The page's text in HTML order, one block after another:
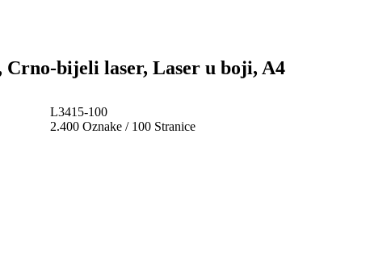
Crno-bijeli laser, Laser u boji, A4
L3415-100
2.400 Oznake / 100 Stranice